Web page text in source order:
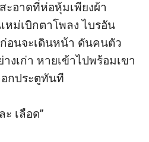
ะอาดที่ห่อหุ้มเพียงผ้า
ม่เบิกตาโพลง ไบรอัน
อนจะเดินหน้า ดันคนตัว
งเก่า หายเข้าไปพร้อมเขา
กประตูทันที
เลือด”